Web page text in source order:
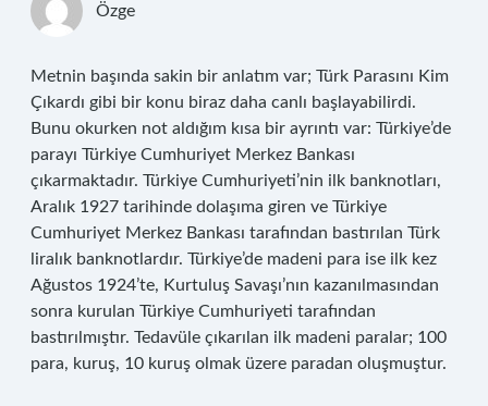
Özge
Metnin başında sakin bir anlatım var; Türk Parasını Kim
Çıkardı gibi bir konu biraz daha canlı başlayabilirdi.
Bunu okurken not aldığım kısa bir ayrıntı var: Türkiye’de
parayı Türkiye Cumhuriyet Merkez Bankası
çıkarmaktadır. Türkiye Cumhuriyeti’nin ilk banknotları,
Aralık 1927 tarihinde dolaşıma giren ve Türkiye
Cumhuriyet Merkez Bankası tarafından bastırılan Türk
liralık banknotlardır. Türkiye’de madeni para ise ilk kez
Ağustos 1924’te, Kurtuluş Savaşı’nın kazanılmasından
sonra kurulan Türkiye Cumhuriyeti tarafından
bastırılmıştır. Tedavüle çıkarılan ilk madeni paralar; 100
para, kuruş, 10 kuruş olmak üzere paradan oluşmuştur.